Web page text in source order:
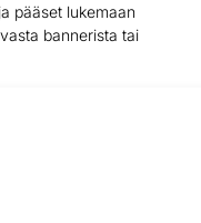
pääset lukemaan
bannerista tai